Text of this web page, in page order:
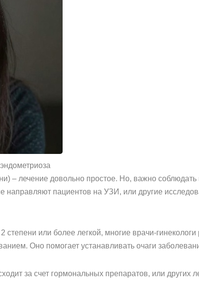
– лечение довольно простое. Но, важно соблюдать
пациентов на УЗИ, или другие
или более легкой, многие врачи-
Оно помогает устанавливать очаги
за счет гормональных препаратов, или других